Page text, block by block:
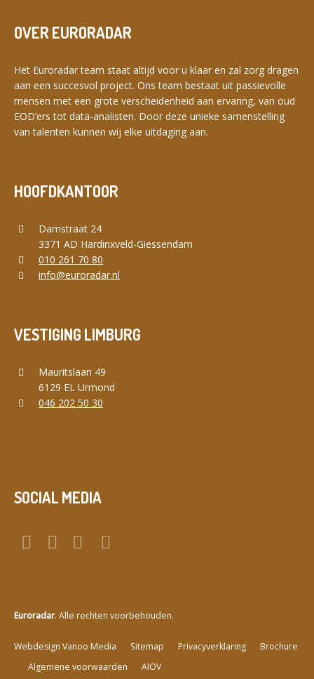
OVER EURORADAR
Het Euroradar team staat altijd voor u klaar en zal zorg dragen
aan een succesvol project. Ons team bestaat uit passievolle
mensen met een grote verscheidenheid aan ervaring, van oud
EOD’ers tot data-analisten. Door deze unieke samenstelling
van talenten kunnen wij elke uitdaging aan.
HOOFDKANTOOR
Damstraat 24
3371 AD Hardinxveld-Giessendam
010 261 70 80
info@euroradar.nl
VESTIGING LIMBURG
Mauritslaan 49
6129 EL Urmond
046 202 50 30
SOCIAL MEDIA
Euroradar. Alle rechten voorbehouden.
Webdesign Vanoo Media Sitemap Privacyverklaring
Brochure
Algemene voorwaarden
AIOV